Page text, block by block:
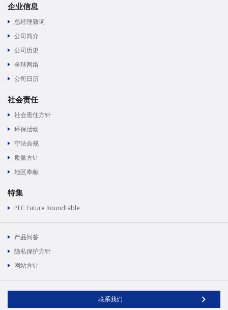
企业信息
总经理致词
公司简介
公司历史
全球网络
公司日历
社会责任
社会责任方针
环保活动
守法合规
质量方针
地区奉献
特集
PEC Future Roundtable
产品问答
隐私保护方针
网站方针
联系我们